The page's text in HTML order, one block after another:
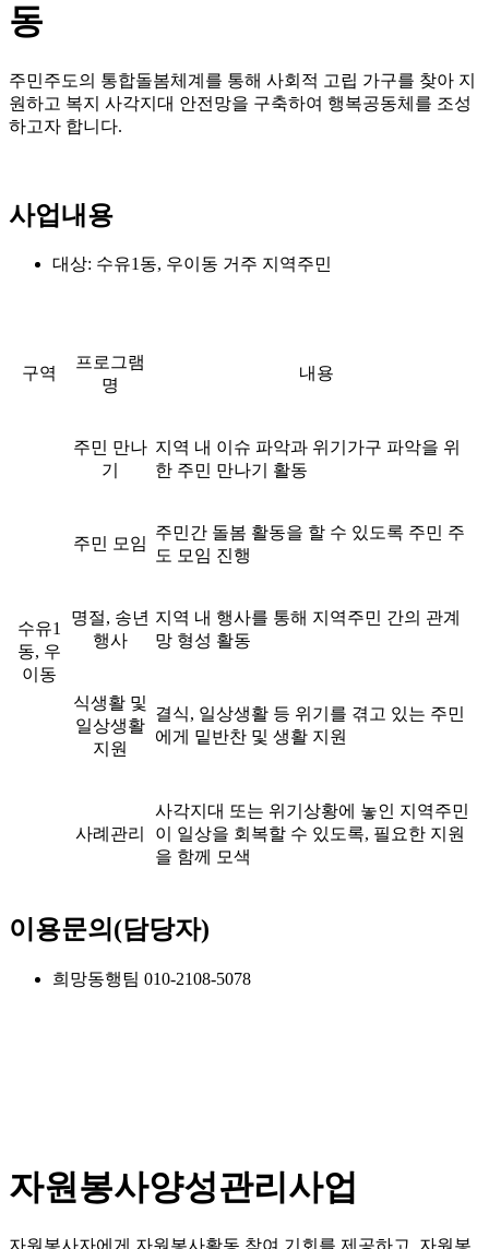
동
주민주도의 통합돌봄체계를 통해 사회적 고립 가구를 찾아 지
원하고 복지 사각지대 안전망을 구축하여 행복공동체를 조성
하고자 합니다.
사업내용
대상: 수유1동, 우이동 거주 지역주민
구역
프로그램
명
내용
수유1
동, 우
이동
주민 만나
기
지역 내 이슈 파악과 위기가구 파악을 위
한 주민 만나기 활동
주민 모임
주민간 돌봄 활동을 할 수 있도록 주민 주
도 모임 진행
명절, 송년
행사
지역 내 행사를 통해 지역주민 간의 관계
망 형성 활동
식생활 및
일상생활
지원
결식, 일상생활 등 위기를 겪고 있는 주민
에게 밑반찬 및 생활 지원
사례관리
사각지대 또는 위기상황에 놓인 지역주민
이 일상을 회복할 수 있도록, 필요한 지원
을 함께 모색
이용문의(담당자)
희망동행팀 010-2108-5078
자원봉사양성관리사업